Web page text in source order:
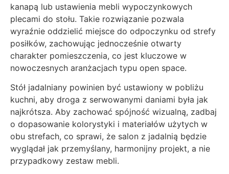
kanapą lub ustawienia mebli wypoczynkowych
plecami do stołu. Takie rozwiązanie pozwala
wyraźnie oddzielić miejsce do odpoczynku od strefy
posiłków, zachowując jednocześnie otwarty
charakter pomieszczenia, co jest kluczowe w
nowoczesnych aranżacjach typu open space.
Stół jadalniany powinien być ustawiony w pobliżu
kuchni, aby droga z serwowanymi daniami była jak
najkrótsza. Aby zachować spójność wizualną, zadbaj
o dopasowanie kolorystyki i materiałów użytych w
obu strefach, co sprawi, że salon z jadalnią będzie
wyglądał jak przemyślany, harmonijny projekt, a nie
przypadkowy zestaw mebli.